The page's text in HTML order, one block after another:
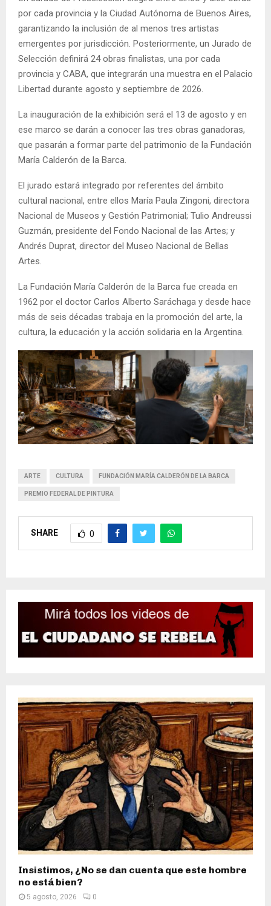
por cada provincia y la Ciudad Autónoma de Buenos Aires,
garantizando la inclusión de al menos tres artistas
emergentes por jurisdicción. Posteriormente, un Jurado de
Selección definirá 24 obras finalistas, una por cada
provincia y CABA, que integrarán una muestra en el Palacio
Libertad durante agosto y septiembre de 2026.
La inauguración de la exhibición será el 13 de agosto y en
ese marco se darán a conocer las tres obras ganadoras,
que pasarán a formar parte del patrimonio de la Fundación
María Calderón de la Barca.
El jurado estará integrado por referentes del ámbito
cultural nacional, entre ellos María Paula Zingoni, directora
Nacional de Museos y Gestión Patrimonial; Tulio Andreussi
Guzmán, presidente del Fondo Nacional de las Artes; y
Andrés Duprat, director del Museo Nacional de Bellas
Artes.
La Fundación María Calderón de la Barca fue creada en
1962 por el doctor Carlos Alberto Saráchaga y desde hace
más de seis décadas trabaja en la promoción del arte, la
cultura, la educación y la acción solidaria en la Argentina.
ARTE CULTURA FUNDACIÓN MARÍA CALDERÓN DE LA BARCA
PREMIO FEDERAL DE PINTURA
SHARE 0
Insistimos, ¿No se dan cuenta que este hombre
no está bien?
5 agosto, 2026 0